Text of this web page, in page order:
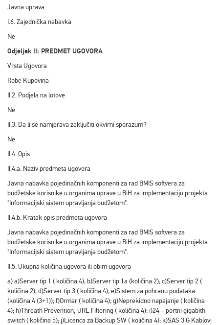
Javna uprava
I.6. Zajednička nabavka
Ne
Odjeljak II: PREDMET UGOVORA
Vrsta Ugovora
Robe Kupovina
II.2. Podjela na lotove
Ne
II.3. Da li se namjerava zaključiti okvirni sporazum?
Ne
II.4. Opis
II.4.a. Naziv predmeta ugovora
Javna nabavka pojedinačnih komponenti za rad BMIS softvera za
budžetske korisnike u organima uprave u BiH za implementaciju projekta
"Informacijski sistem upravljanja budžetom".
II.4.b. Kratak opis predmeta ugovora
Javna nabavka pojedinačnih komponenti za rad BMIS softvera za
budžetske korisnike u organima uprave u BiH za implementaciju projekta
"Informacijski sistem upravljanja budžetom".
II.5. Ukupna količina ugovora ili obim ugovora
a) a)Server tip 1 ( količina 4); b)Server tip 1a (količina 2); c)Server tip 2 (
količina 2); d)Server tip 3 ( količina 4); e)Sistem za pohranu podataka
(količina 4 (3+1)); f)Ormar ( količina 4); g)Neprekidno napajanje ( količina
4); h)Threath Prevention, URL Filtering ( količina 4); i)24 – portni gigabith
switch ( količina 5); j)Licenca za Backup SW ( količina 4); k)SAS 3 G Kablovi